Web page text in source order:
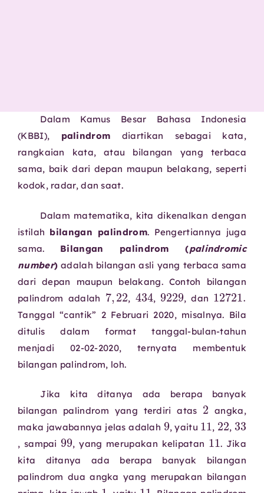
Dalam Kamus Besar Bahasa Indonesia
(KBBI), palindrom diartikan sebagai kata,
rangkaian kata, atau bilangan yang terbaca
sama, baik dari depan maupun belakang, seperti
kodok, radar, dan saat.
Dalam matematika, kita dikenalkan dengan
istilah bilangan palindrom. Pengertiannya juga
sama. Bilangan palindrom (palindromic
number) adalah bilangan asli yang terbaca sama
dari depan maupun belakang. Contoh bilangan
palindrom adalah
7,22
,
434
,
9229
, dan
Tanggal “cantik” 2 Februari 2020, misalnya. Bila
ditulis dalam format tanggal-bulan-tahun
menjadi 02-02-2020, ternyata membentuk
bilangan palindrom, loh.
Jika kita ditanya ada berapa banyak
bilangan palindrom yang terdiri atas
2
angka,
maka jawabannya jelas adalah
9
, yaitu
11
,
22
,
, sampai
99
, yang merupakan kelipatan
11
. Jika
kita ditanya ada berapa banyak bilangan
palindrom dua angka yang merupakan bilangan
1 11